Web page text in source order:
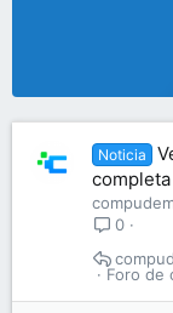
Noticia
completa
0
Foro de